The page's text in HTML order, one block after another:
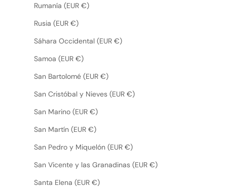
Rumanía (EUR €)
Rusia (EUR €)
Sáhara Occidental (EUR €)
Samoa (EUR €)
San Bartolomé (EUR €)
San Cristóbal y Nieves (EUR €)
San Marino (EUR €)
San Martín (EUR €)
San Pedro y Miquelón (EUR €)
San Vicente y las Granadinas (EUR €)
Santa Elena (EUR €)